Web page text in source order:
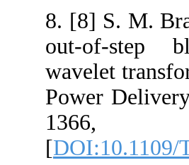
8. [8] S. M.
out-of-step
wavelet
Power
[DOI:10.1109/